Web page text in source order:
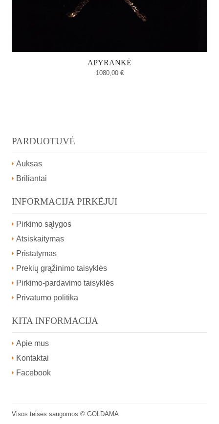
APYRANKĖ
1080,00 €
PARDUOTUVĖ
Auksas
Briliantai
INFORMACIJA PIRKĖJUI
Pirkimo sąlygos
Atsiskaitymas
Pristatymas
Prekių grąžinimo taisyklės
Pirkimo-pardavimo taisyklės
Privatumo politika
KITA INFORMACIJA
Apie mus
Kontaktai
Facebook
Visos teisės saugomos © GOLDAMA